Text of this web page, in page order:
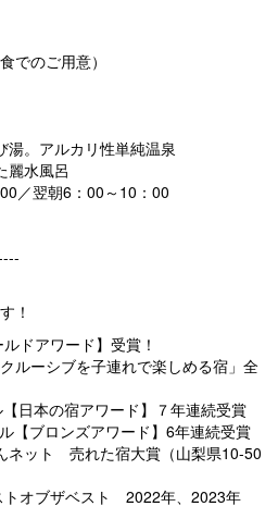
でのご用意）
湯。アルカリ性単純温泉
水風呂
／翌朝6：00～10：00
！
ドアワード】受賞！
ルーシブを子連れで楽しめる宿」全
日本の宿アワード】７年連続受賞
【ブロンズアワード】6年連続受賞
ネット 売れた宿大賞（山梨県10-50
トオブザベスト 2022年、2023年